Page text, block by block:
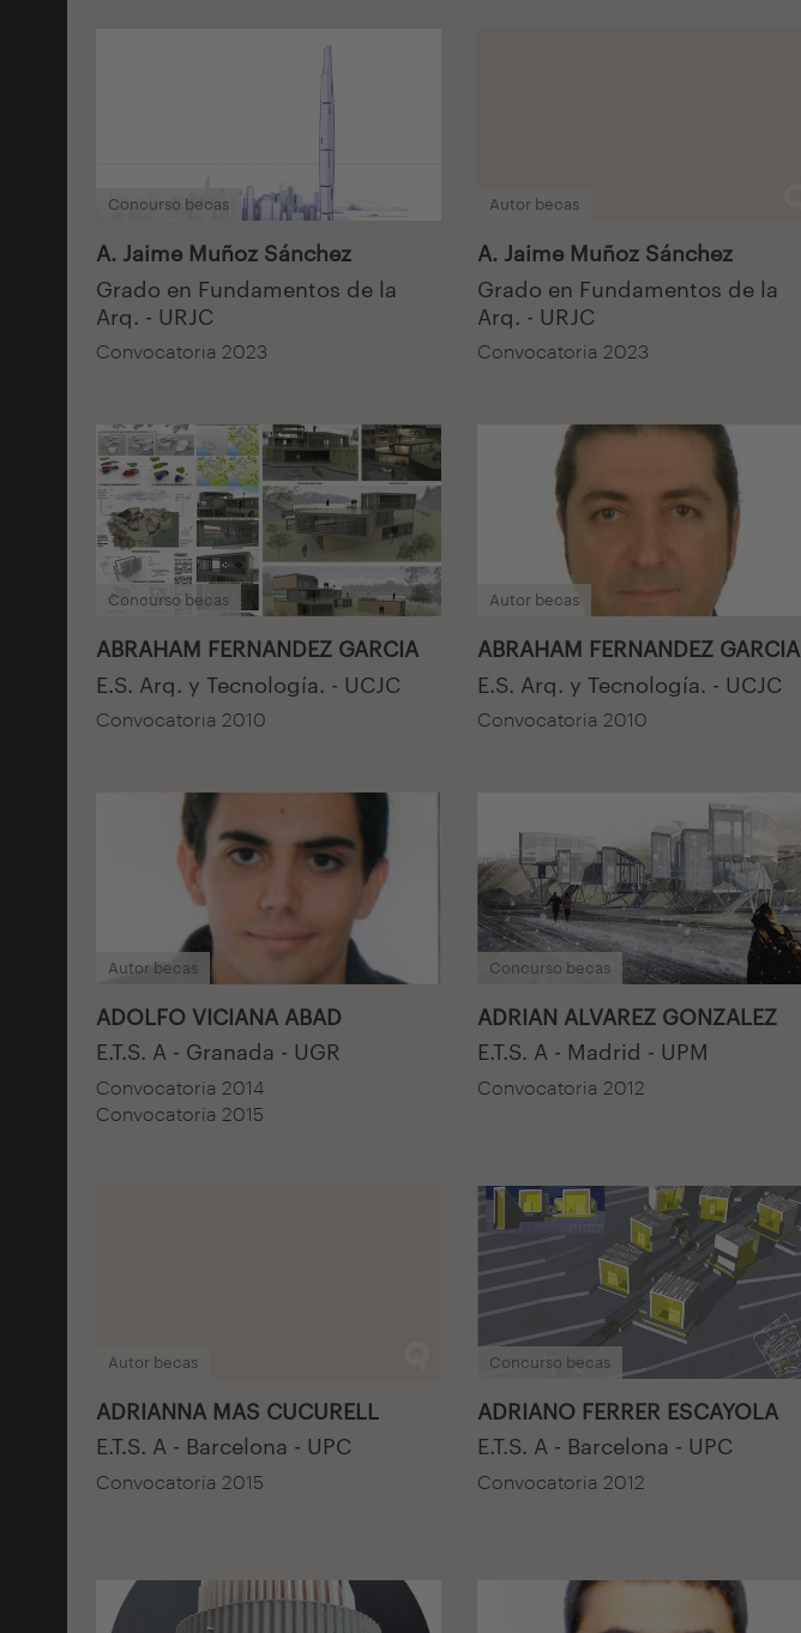
Concurso becas
A. Jaime Muñoz Sánchez
Grado en Fundamentos de la
Arq. - URJC
Convocatoria 2023
Autor becas
A. Jaime Muñoz Sánchez
Grado en Fundamentos de la
Arq. - URJC
Convocatoria 2023
Concurso becas
ABRAHAM FERNANDEZ GARCIA
E.S. Arq. y Tecnología. - UCJC
Convocatoria 2010
Autor becas
ABRAHAM FERNANDEZ GARCIA
E.S. Arq. y Tecnología. - UCJC
Convocatoria 2010
Autor becas
ADOLFO VICIANA ABAD
E.T.S. A - Granada - UGR
Convocatoria 2014
Convocatoria 2015
Concurso becas
ADRIAN ALVAREZ GONZALEZ
E.T.S. A - Madrid - UPM
Convocatoria 2012
Autor becas
ADRIANNA MAS CUCURELL
E.T.S. A - Barcelona - UPC
Convocatoria 2015
Concurso becas
ADRIANO FERRER ESCAYOLA
E.T.S. A - Barcelona - UPC
Convocatoria 2012